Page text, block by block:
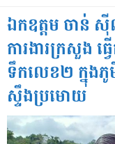
ឯកឧត្តម ចាន់
ការងារក្រសួង ធ្
ទឹកលេខ២ ក្នុង
ស្ទឹងប្រមោយ